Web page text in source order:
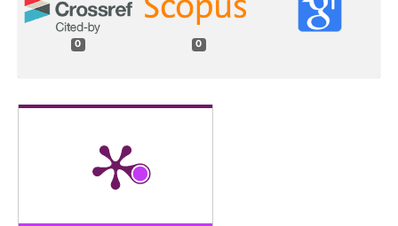
0 0